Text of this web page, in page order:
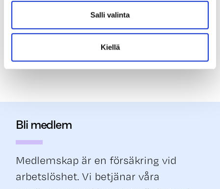
Salli valinta
Kiellä
fackförbundet. Meddela oss om du
vill ge oss en sådan fullmakt.
Bli medlem
Medlemskap är en försäkring vid
arbetslöshet. Vi betjänar våra